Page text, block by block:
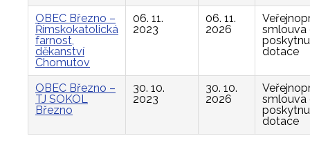
OBEC Březno –
Římskokatolická
farnost,
děkanství
Chomutov
06. 11.
2023
06. 11.
2026
smlouva
dotace
OBEC Březno –
TJ SOKOL
Březno
30. 10.
2023
30. 10.
2026
smlouva
dotace